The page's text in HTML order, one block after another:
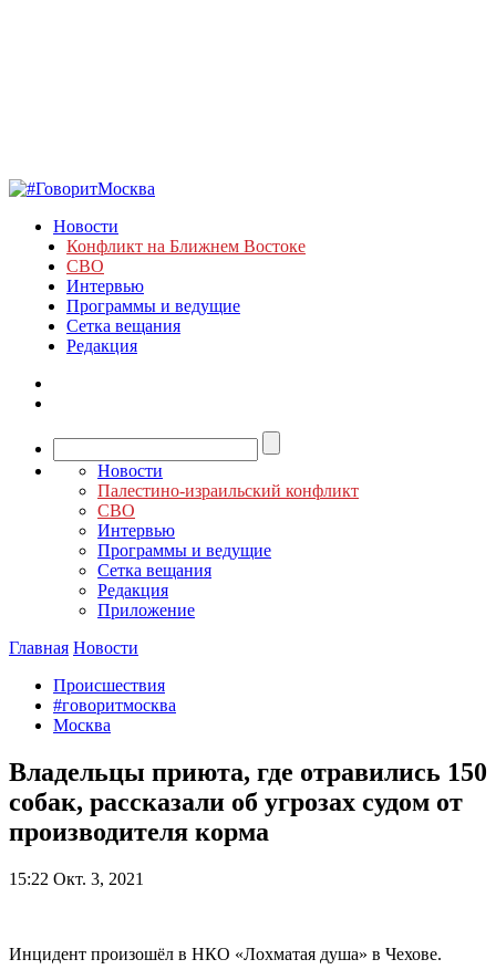
Новости
Конфликт на Ближнем Востоке
СВО
Интервью
Программы и ведущие
Сетка вещания
Редакция
Новости
Палестино-израильский конфликт
СВО
Интервью
Программы и ведущие
Сетка вещания
Редакция
Приложение
Главная Новости
Происшествия
#говоритмосква
Москва
Владельцы приюта, где отравились 150
собак, рассказали об угрозах судом от
производителя корма
15:22 Окт. 3, 2021
Инцидент произошёл в НКО «Лохматая душа» в Чехове.